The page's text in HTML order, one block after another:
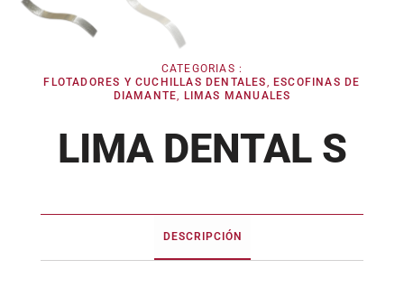
CATEGORIAS :
FLOTADORES Y CUCHILLAS DENTALES, ESCOFINAS DE
DIAMANTE, LIMAS MANUALES
LIMA DENTAL S
DESCRIPCIÓN